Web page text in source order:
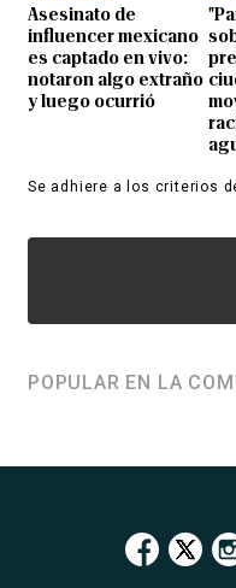
Asesinato de
influencer mexicano
es captado en vivo:
notaron algo extraño
y luego ocurrió
Se adhiere a los criterios
POPULAR EN LA